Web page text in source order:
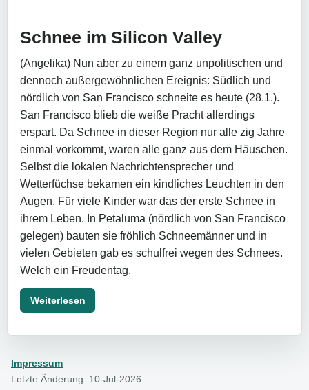
Schnee im Silicon Valley
(Angelika) Nun aber zu einem ganz unpolitischen und
dennoch außergewöhnlichen Ereignis: Südlich und
nördlich von San Francisco schneite es heute (28.1.).
San Francisco blieb die weiße Pracht allerdings
erspart. Da Schnee in dieser Region nur alle zig Jahre
einmal vorkommt, waren alle ganz aus dem Häuschen.
Selbst die lokalen Nachrichtensprecher und
Wetterfüchse bekamen ein kindliches Leuchten in den
Augen. Für viele Kinder war das der erste Schnee in
ihrem Leben. In Petaluma (nördlich von San Francisco
gelegen) bauten sie fröhlich Schneemänner und in
vielen Gebieten gab es schulfrei wegen des Schnees.
Welch ein Freudentag.
Weiterlesen
Impressum
Letzte Änderung: 10-Jul-2026